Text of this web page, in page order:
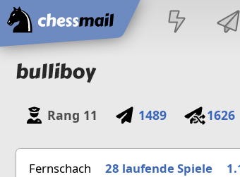
Startseite
bulliboy
Rang 11 1489 1626
Fernschach 28 laufende Spiele